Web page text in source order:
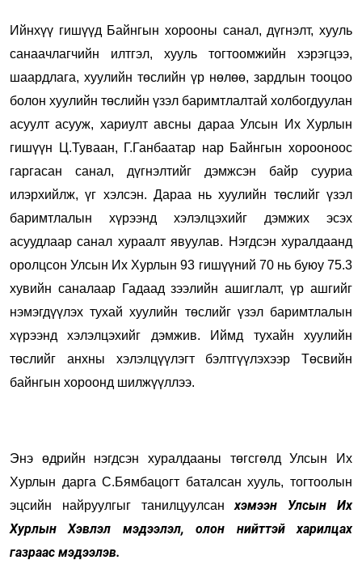
Ийнхүү гишүүд Байнгын хорооны санал, дүгнэлт, хууль
санаачлагчийн илтгэл, хууль тогтоомжийн хэрэгцээ,
шаардлага, хуулийн төслийн үр нөлөө, зардлын тооцоо
болон хуулийн төслийн үзэл баримтлалтай холбогдуулан
асуулт асууж, хариулт авсны дараа Улсын Их Хурлын
гишүүн Ц.Туваан, Г.Ганбаатар нар Байнгын хорооноос
гаргасан санал, дүгнэлтийг дэмжсэн байр сууриа
илэрхийлж, үг хэлсэн. Дараа нь хуулийн төслийг үзэл
баримтлалын хүрээнд хэлэлцэхийг дэмжих эсэх
асуудлаар санал хураалт явуулав. Нэгдсэн хуралдаанд
оролцсон Улсын Их Хурлын 93 гишүүний 70 нь буюу 75.3
хувийн саналаар Гадаад зээлийн ашиглалт, үр ашгийг
нэмэгдүүлэх тухай хуулийн төслийг үзэл баримтлалын
хүрээнд хэлэлцэхийг дэмжив. Иймд тухайн хуулийн
төслийг анхны хэлэлцүүлэгт бэлтгүүлэхээр Төсвийн
байнгын хороонд шилжүүллээ.
Энэ өдрийн нэгдсэн хуралдааны төгсгөлд Улсын Их
Хурлын дарга С.Бямбацогт баталсан хууль, тогтоолын
эцсийн найруулгыг танилцуулсанхэмээн Улсын Их
Хурлын Хэвлэл мэдээлэл, олон нийттэй харилцах
газраас мэдээлэв.